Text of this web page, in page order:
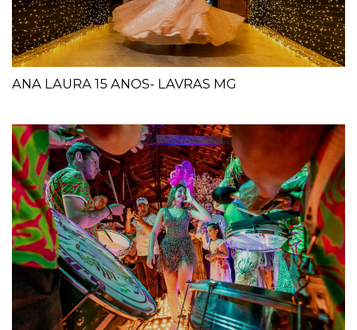
ANA LAURA 15 ANOS- LAVRAS MG